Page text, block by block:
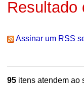
Resultado
Assinar um RSS
95itens atendem ao